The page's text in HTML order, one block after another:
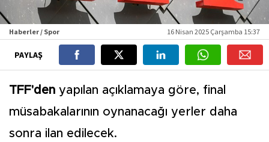
Haberler / Spor 16 Nisan 2025 Çarşamba 15:37
PAYLAŞ
TFF'den yapılan açıklamaya göre, final
müsabakalarının oynanacağı yerler daha
sonra ilan edilecek.